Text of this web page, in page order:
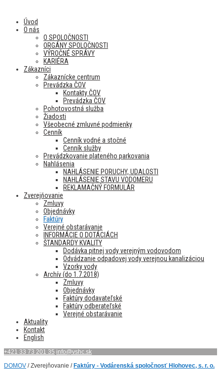
Úvod
O nás
O SPOLOČNOSTI
ORGÁNY SPOLOČNOSTI
VÝROČNÉ SPRÁVY
KARIÉRA
Zákazníci
Zákaznícke centrum
Prevádzka ČOV
Kontakty ČOV
Prevádzka ČOV
Pohotovostná služba
Žiadosti
Všeobecné zmluvné podmienky
Cenník
Cenník vodné a stočné
Cenník služby
Prevádzkovanie plateného parkovania
Nahlásenia
NAHLÁSENIE PORUCHY, UDALOSTI
NAHLÁSENIE STAVU VODOMERU
REKLAMAČNÝ FORMULÁR
Zverejňovanie
Zmluvy
Objednávky
Faktúry
Verejné obstarávanie
INFORMÁCIE O DOTÁCIÁCH
ŠTANDARDY KVALITY
Dodávka pitnej vody verejným vodovodom
Odvádzanie odpadovej vody verejnou kanalizáciou
Vzorky vody
Archív (do 1.7.2018)
Zmluvy
Objednávky
Faktúry dodavateľské
Faktúry odberateľské
Verejné obstarávanie
Aktuality
Kontakt
English
+421 33 73 201 35 info@vshc.sk
DOMOV / Zverejňovanie / Faktúry - Vodárenská spoločnosť Hlohovec, s. r. o.